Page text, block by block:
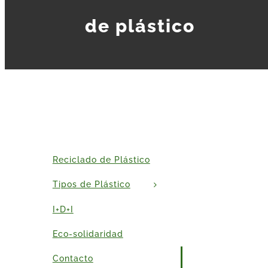
de plástico
Reciclado de Plástico
Tipos de Plástico
I+D+I
Eco-solidaridad
Contacto